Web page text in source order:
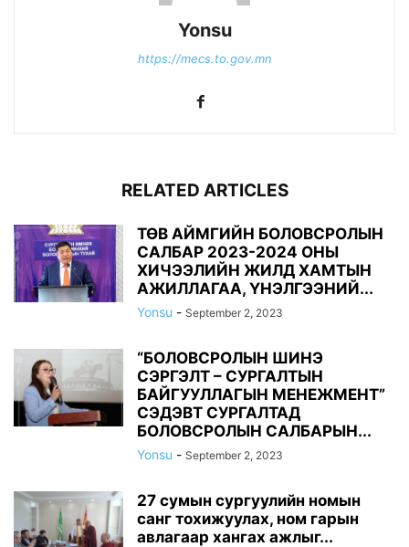
Yonsu
https://mecs.to.gov.mn
RELATED ARTICLES
ТӨВ АЙМГИЙН БОЛОВСРОЛЫН
САЛБАР 2023-2024 ОНЫ
ХИЧЭЭЛИЙН ЖИЛД ХАМТЫН
АЖИЛЛАГАА, ҮНЭЛГЭЭНИЙ...
Yonsu - September 2, 2023
“БОЛОВСРОЛЫН ШИНЭ
СЭРГЭЛТ – СУРГАЛТЫН
БАЙГУУЛЛАГЫН МЕНЕЖМЕНТ”
СЭДЭВТ СУРГАЛТАД
БОЛОВСРОЛЫН САЛБАРЫН...
Yonsu - September 2, 2023
27 сумын сургуулийн номын
санг тохижуулах, ном гарын
авлагаар хангах ажлыг...